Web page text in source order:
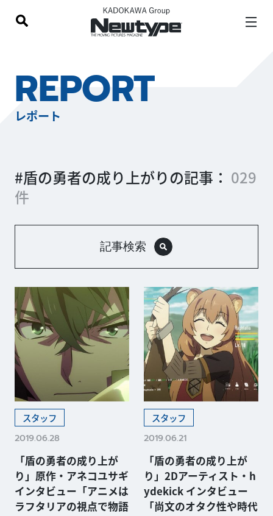
REPORT
レポート
#盾の勇者の成り上がりの記事： 029
件
記事検索
スタッフ
2019.06.28
「盾の勇者の成り上が
り」原作・アネコユサギ
インタビュー「アニメは
ラフタリアの視点で物語
スタッフ
2019.06.21
「盾の勇者の成り上が
り」2Dアーティスト・h
ydekick インタビュー
「尚文のオタク性や時代